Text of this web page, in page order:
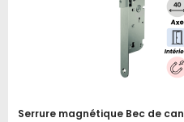
Serrure magnétique Bec de